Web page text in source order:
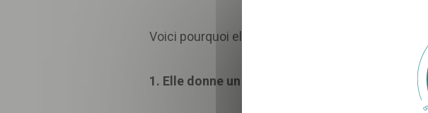
Voici pourquoi elle est essentielle :
1. Elle donne un cadre rassurant
En envoyant le formulaire, vous acceptez
relation commerciale qui peut en découler